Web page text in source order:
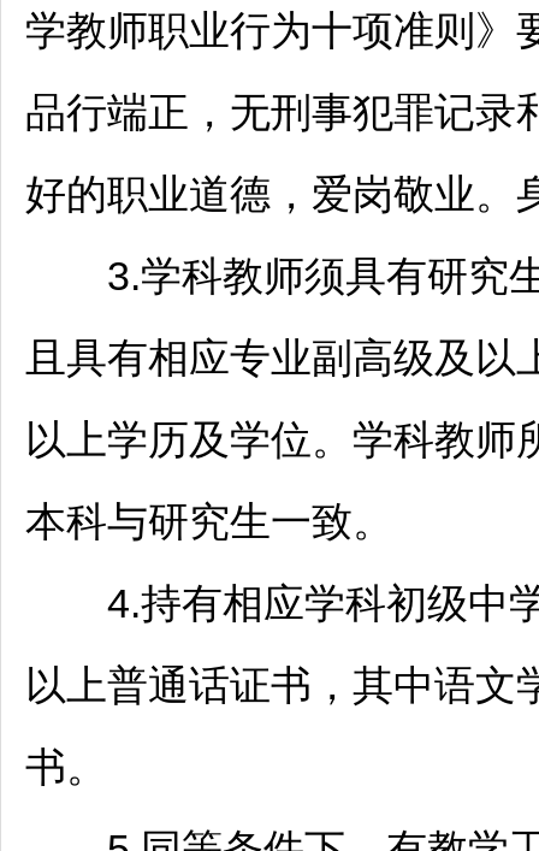
学教师职业行为十项准则》
品行端正，无刑事犯罪记录
好的职业道德，爱岗敬业。
3.学科教师须具有研究
且具有相应专业副高级及
以上学历及学位。学科教师
本科与研究生一致。
4.持有相应学科初级中
以上普通话证书，其中语
书。